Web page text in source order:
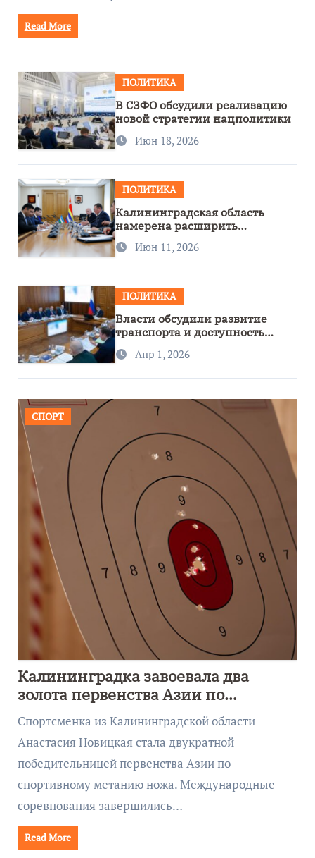
Read More
ПОЛИТИКА
В СЗФО обсудили реализацию
новой стратегии нацполитики
Июн 18, 2026
ПОЛИТИКА
Калининградская область
намерена расширить
сотрудничество с Узбекистаном
Июн 11, 2026
ПОЛИТИКА
Власти обсудили развитие
транспорта и доступность
региона
Апр 1, 2026
СПОРТ
Калининградка завоевала два
золота первенства Азии по
метанию ножа
Спортсменка из Калининградской области
Анастасия Новицкая стала двукратной
победительницей первенства Азии по
спортивному метанию ножа. Международные
соревнования завершились…
Read More